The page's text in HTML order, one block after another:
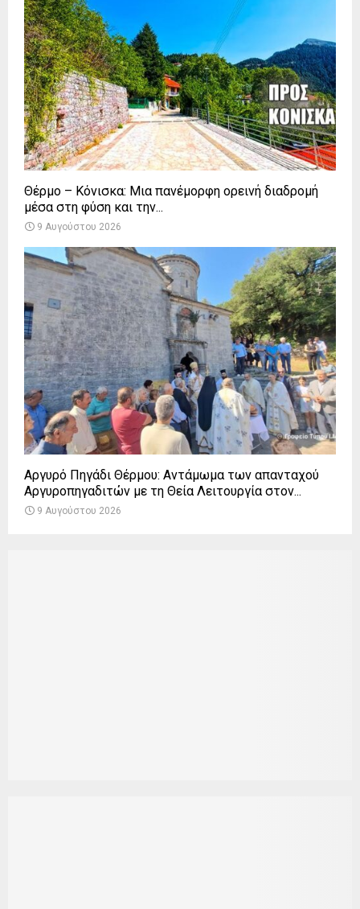
Θέρμο – Κόνισκα: Μια πανέμορφη ορεινή διαδρομή
μέσα στη φύση και την...
9 Αυγούστου 2026
Αργυρό Πηγάδι Θέρμου: Αντάμωμα των απανταχού
Αργυροπηγαδιτών με τη Θεία Λειτουργία στον...
9 Αυγούστου 2026